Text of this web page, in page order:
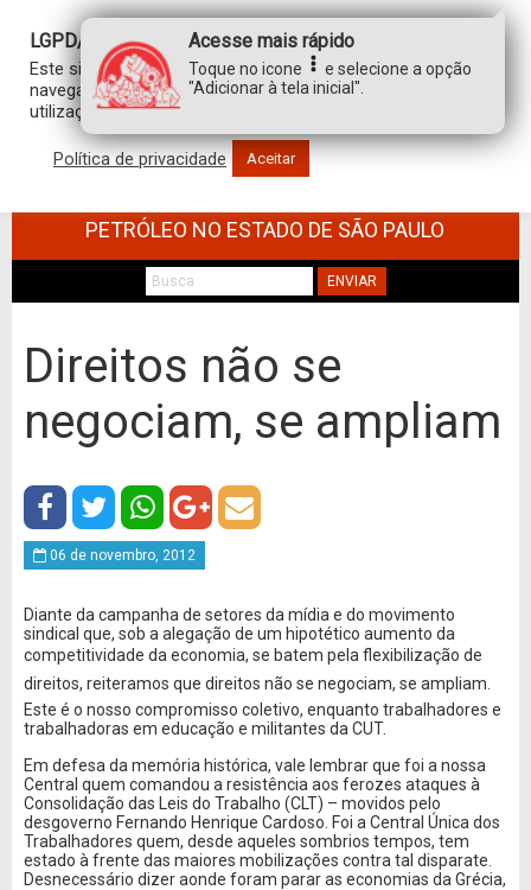
SINDICATO DOS TRABALHADORES NO
PETRÓLEO NO ESTADO DE SÃO PAULO
ENVIAR
Direitos não se
negociam, se ampliam
06 de novembro, 2012
Diante da campanha de setores da mídia e do movimento
sindical que, sob a alegação de um hipotético aumento da
competitividade da economia, se batem pela flexibilização de
direitos, reiteramos que direitos não se negociam, se ampliam.
Este é o nosso compromisso coletivo, enquanto trabalhadores e
trabalhadoras em educação e militantes da CUT.
Em defesa da memória histórica, vale lembrar que foi a nossa
Central quem comandou a resistência aos ferozes ataques à
Consolidação das Leis do Trabalho (CLT) – movidos pelo
desgoverno Fernando Henrique Cardoso. Foi a Central Única dos
Trabalhadores quem, desde aqueles sombrios tempos, tem
estado à frente das maiores mobilizações contra tal disparate.
Desnecessário dizer aonde foram parar as economias da Grécia,
LGPD/GDPR
Este site usa cookies para personalizar sua experiência de
navegação. Ao clicar em “aceitar”, você concorda com a
utilização de TODOS os cookies.
Política de privacidade Aceitar
Acesse mais rápido
Toque no icone
e selecione a opção
"Adicionar à tela inicial".